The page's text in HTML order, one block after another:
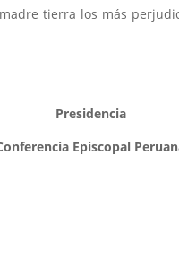
tierra los más
Presidencia
Episcopal